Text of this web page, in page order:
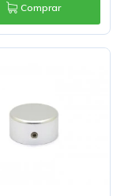
Comprar